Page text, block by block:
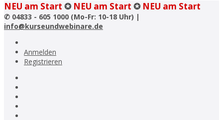
NEU am Start ✪ NEU am Start ✪ NEU am Start
✆ 04833 - 605 1000 (Mo-Fr: 10-18 Uhr) |
info@kurseundwebinare.de
Anmelden
Registrieren